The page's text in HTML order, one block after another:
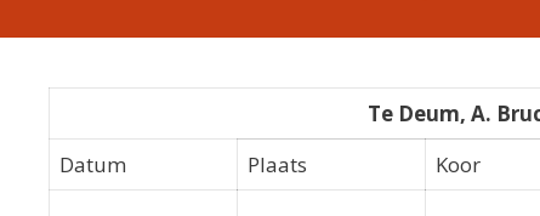
Te Deum, A.
Datum
Plaats Koor